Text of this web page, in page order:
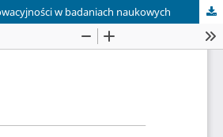
w badaniach naukowych